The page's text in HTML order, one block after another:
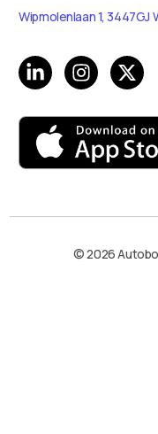
Wipmolenlaan 1, 3447GJ
© 2026